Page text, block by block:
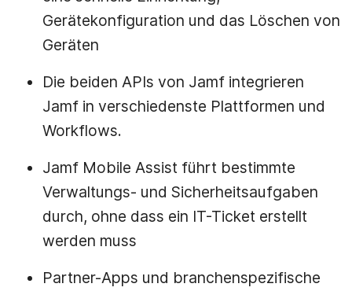
Gerätekonfiguration und das Löschen von
Geräten
Die beiden APIs von Jamf integrieren
Jamf in verschiedenste Plattformen und
Workflows.
Jamf Mobile Assist führt bestimmte
Verwaltungs- und Sicherheitsaufgaben
durch, ohne dass ein IT-Ticket erstellt
werden muss
Partner-Apps und branchenspezifische